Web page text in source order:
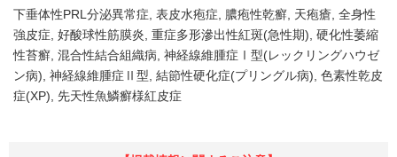
下垂体性PRL分泌異常症 表皮水疱症 膿疱性乾癬 天疱瘡 全身性
強皮症 好酸球性筋膜炎 重症多形滲出性紅斑(急性期) 硬化性萎縮
性苔癬 混合性結合組織病 神経線維腫症Ⅰ型(レックリングハウゼ
ン病) 神経線維腫症Ⅱ型 結節性硬化症(プリングル病) 色素性乾皮
症(XP) 先天性魚鱗癬様紅皮症